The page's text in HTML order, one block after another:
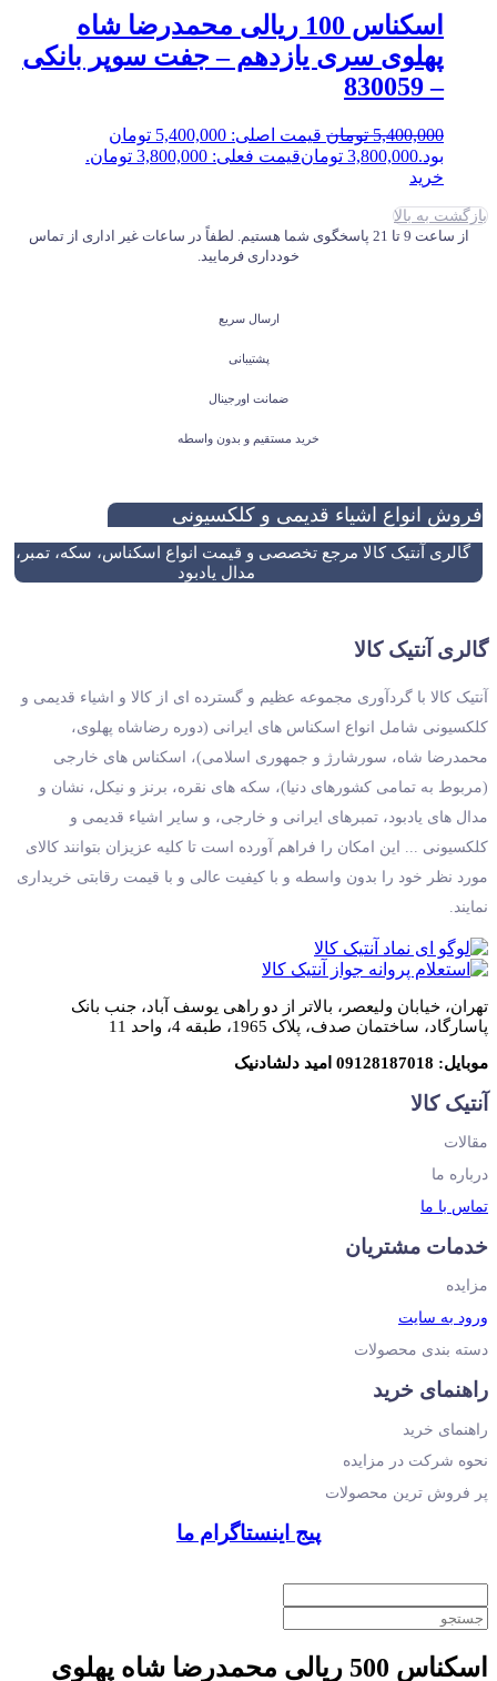
اسکناس 100 ریالی محمدرضا شاه
پهلوی سری یازدهم – جفت سوپر بانکی
– 830059
5,400,000 تومان
قیمت اصلی: 5,400,000 تومان
بود.3,800,000 تومانقیمت فعلی: 3,800,000 تومان.
خرید
بازگشت به بالا
از ساعت 9 تا 21 پاسخگوی شما هستیم. لطفاً در ساعات غیر اداری از تماس
خودداری فرمایید.
ارسال سریع
پشتیبانی
ضمانت اورجینال
خرید مستقیم و بدون واسطه
فروش انواع اشیاء قدیمی و کلکسیونی
گالری آنتیک کالا مرجع تخصصی و قیمت انواع اسکناس، سکه، تمبر،
مدال یادبود
گالری آنتیک کالا
آنتیک کالا با گردآوری مجموعه عظیم و گسترده ای از کالا و اشیاء قدیمی و
کلکسیونی شامل انواع اسکناس های ایرانی (دوره رضاشاه پهلوی،
محمدرضا شاه، سورشارژ و جمهوری اسلامی)، اسکناس های خارجی
(مربوط به تمامی کشورهای دنیا)، سکه های نقره، برنز و نیکل، نشان و
مدال های یادبود، تمبرهای ایرانی و خارجی، و سایر اشیاء قدیمی و
کلکسیونی ... این امکان را فراهم آورده است تا کلیه عزیزان بتوانند کالای
مورد نظر خود را بدون واسطه و با کیفیت عالی و با قیمت رقابتی خریداری
نمایند.
تهران، خیابان ولیعصر، بالاتر از دو راهی یوسف آباد، جنب بانک
پاسارگاد، ساختمان صدف، پلاک 1965، طبقه 4، واحد 11
موبایل: 09128187018 امید دلشادنیک
آنتیک کالا
مقالات
درباره ما
تماس با ما
خدمات مشتریان
مزایده
ورود به سایت
دسته بندی محصولات
راهنمای خرید
راهنمای خرید
نحوه شرکت در مزایده
پر فروش ترین محصولات
پیج اینستاگرام ما
اسکناس 500 ریالی محمدرضا شاه پهلوی